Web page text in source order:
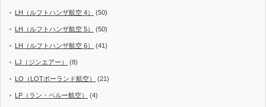
LH（ルフトハンザ航空 4） (50)
LH（ルフトハンザ航空 5） (50)
LH（ルフトハンザ航空 6） (41)
LJ（ジンエアー） (8)
LO（LOTポーランド航空） (21)
LP（ラン・ペルー航空） (4)